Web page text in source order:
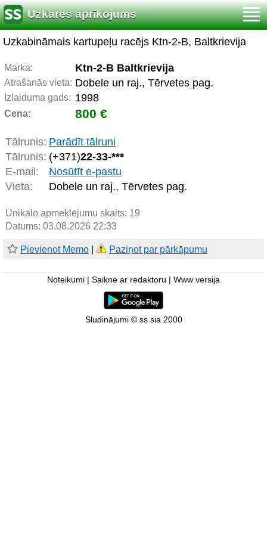
Uzkares aprīkojums
Uzkabināmais kartupeļu racējs Ktn-2-B, Baltkrievija
Marka: Ktn-2-B Baltkrievija
Atrašanās vieta: Dobele un raj., Tērvetes pag.
Izlaiduma gads: 1998
Cena: 800 €
Tālrunis: Parādīt tālruni
Tālrunis: (+371)22-33-***
E-mail:
Nosūtīt e-pastu
Vieta:
Dobele un raj., Tērvetes pag.
Unikālo apmeklējumu skaits: 19
Datums: 03.08.2026 22:33
Pievienot Memo Paziņot par pārkāpumu
Noteikumi Saikne ar redaktoru Www versija
Sludinājumi © ss sia 2000